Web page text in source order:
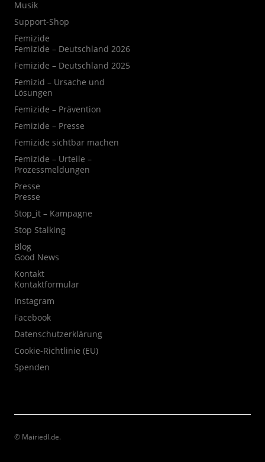
Musik
Support-Shop
Femizide
Femizide – Deutschland 2026
Femizide – Deutschland 2025
Femizid – Ursache und
Lösungen
Femizide – Prävention
Femizide – Presse
Femizide sichtbar machen
Femizide – Urteile –
Prozessmeldungen
Presse
Presse
Stop_it – Kampagne
Stop Stalking
Blog
Good News
Kontakt
Kontaktformular
Instagram
Facebook
Datenschutzerklärung
Cookie-Richtlinie (EU)
Spenden
© Mairiedl.de